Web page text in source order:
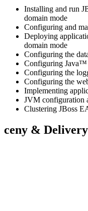
Installing and run
domain mode
Configuring and
Deploying
domain mode
Configuring the
Configuring Java™
Configuring the
Configuring the
Implementing
JVM configuration
Clustering JBoss
ceny &